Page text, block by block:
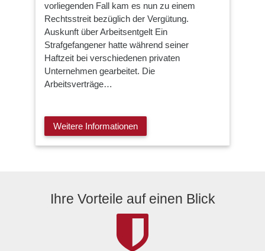
vorliegenden Fall kam es nun zu einem
Rechtsstreit bezüglich der Vergütung.
Auskunft über Arbeitsentgelt Ein
Strafgefangener hatte während seiner
Haftzeit bei verschiedenen privaten
Unternehmen gearbeitet. Die
Arbeitsverträge…
Weitere Informationen
Ihre Vorteile auf einen Blick